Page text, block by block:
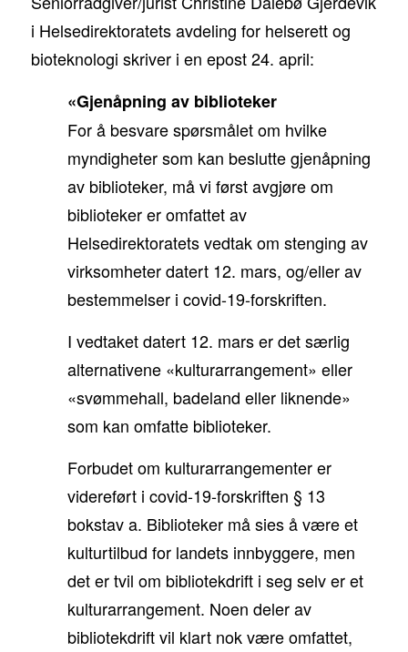
i Helsedirektoratets avdeling for helserett og
bioteknologi skriver i en epost 24. april:
«Gjenåpning av biblioteker
For å besvare spørsmålet om hvilke
myndigheter som kan beslutte gjenåpning
av biblioteker, må vi først avgjøre om
biblioteker er omfattet av
Helsedirektoratets vedtak om stenging av
virksomheter datert 12. mars, og/eller av
bestemmelser i covid-19-forskriften.
I vedtaket datert 12. mars er det særlig
alternativene «kulturarrangement» eller
«svømmehall, badeland eller liknende»
som kan omfatte biblioteker.
Forbudet om kulturarrangementer er
videreført i covid-19-forskriften § 13
bokstav a. Biblioteker må sies å være et
kulturtilbud for landets innbyggere, men
det er tvil om bibliotekdrift i seg selv er et
kulturarrangement. Noen deler av
bibliotekdrift vil klart nok være omfattet,